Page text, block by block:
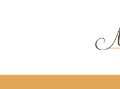
Điều
nội